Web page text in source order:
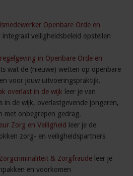
Openbare Orde en
integraal veiligheidsbeleid opstellen
in Openbare Orde en
wat de (nieuwe) wetten op openbare
voor jouw uitvoeringspraktijk.
overlast in de wijk leer je van
in de wijk, overlastgevende jongeren,
met onbegrepen gedrag.
Zorg en Veiligheid
leer je de
zorg- en veiligheidspartners
& Zorgfraude leer je
en voorkomen